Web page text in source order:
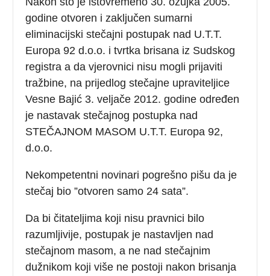
godine otvoren i zaključen sumarni
eliminacijski stečajni postupak nad U.T.T.
Europa 92 d.o.o. i tvrtka brisana iz Sudskog
registra a da vjerovnici nisu mogli prijaviti
tražbine, na prijedlog stečajne upraviteljice
Vesne Bajić 3. veljače 2012. godine određen
je nastavak stečajnog postupka nad
STEČAJNOM MASOM U.T.T. Europa 92,
d.o.o.
Nekompetentni novinari pogrešno pišu da je
stečaj bio ”otvoren samo 24 sata”.
Da bi čitateljima koji nisu pravnici bilo
razumljivije, postupak je nastavljen nad
stečajnom masom, a ne nad stečajnim
dužnikom koji više ne postoji nakon brisanja